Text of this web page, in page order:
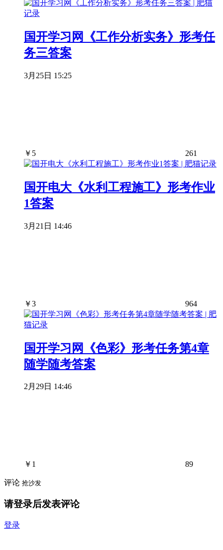
国开学习网《工作分析实务》形考任
务三答案
3月25日 15:25
￥ 5 261
国开电大《水利工程施工》形考作业
1答案
3月21日 14:46
￥3 964
国开学习网《色彩》形考任务第4章
随学随考答案
2月29日 14:46
￥ 1 89
评论 抢沙发
请登录后发表评论
登录